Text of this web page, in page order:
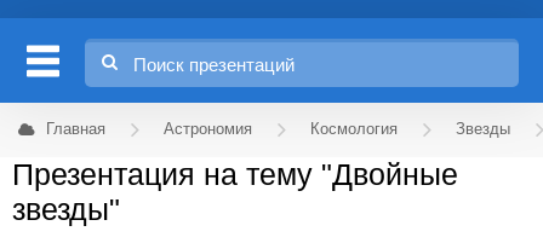
Главная Астрономия Космология Звезды
Презентация на тему "Двойные
звезды"